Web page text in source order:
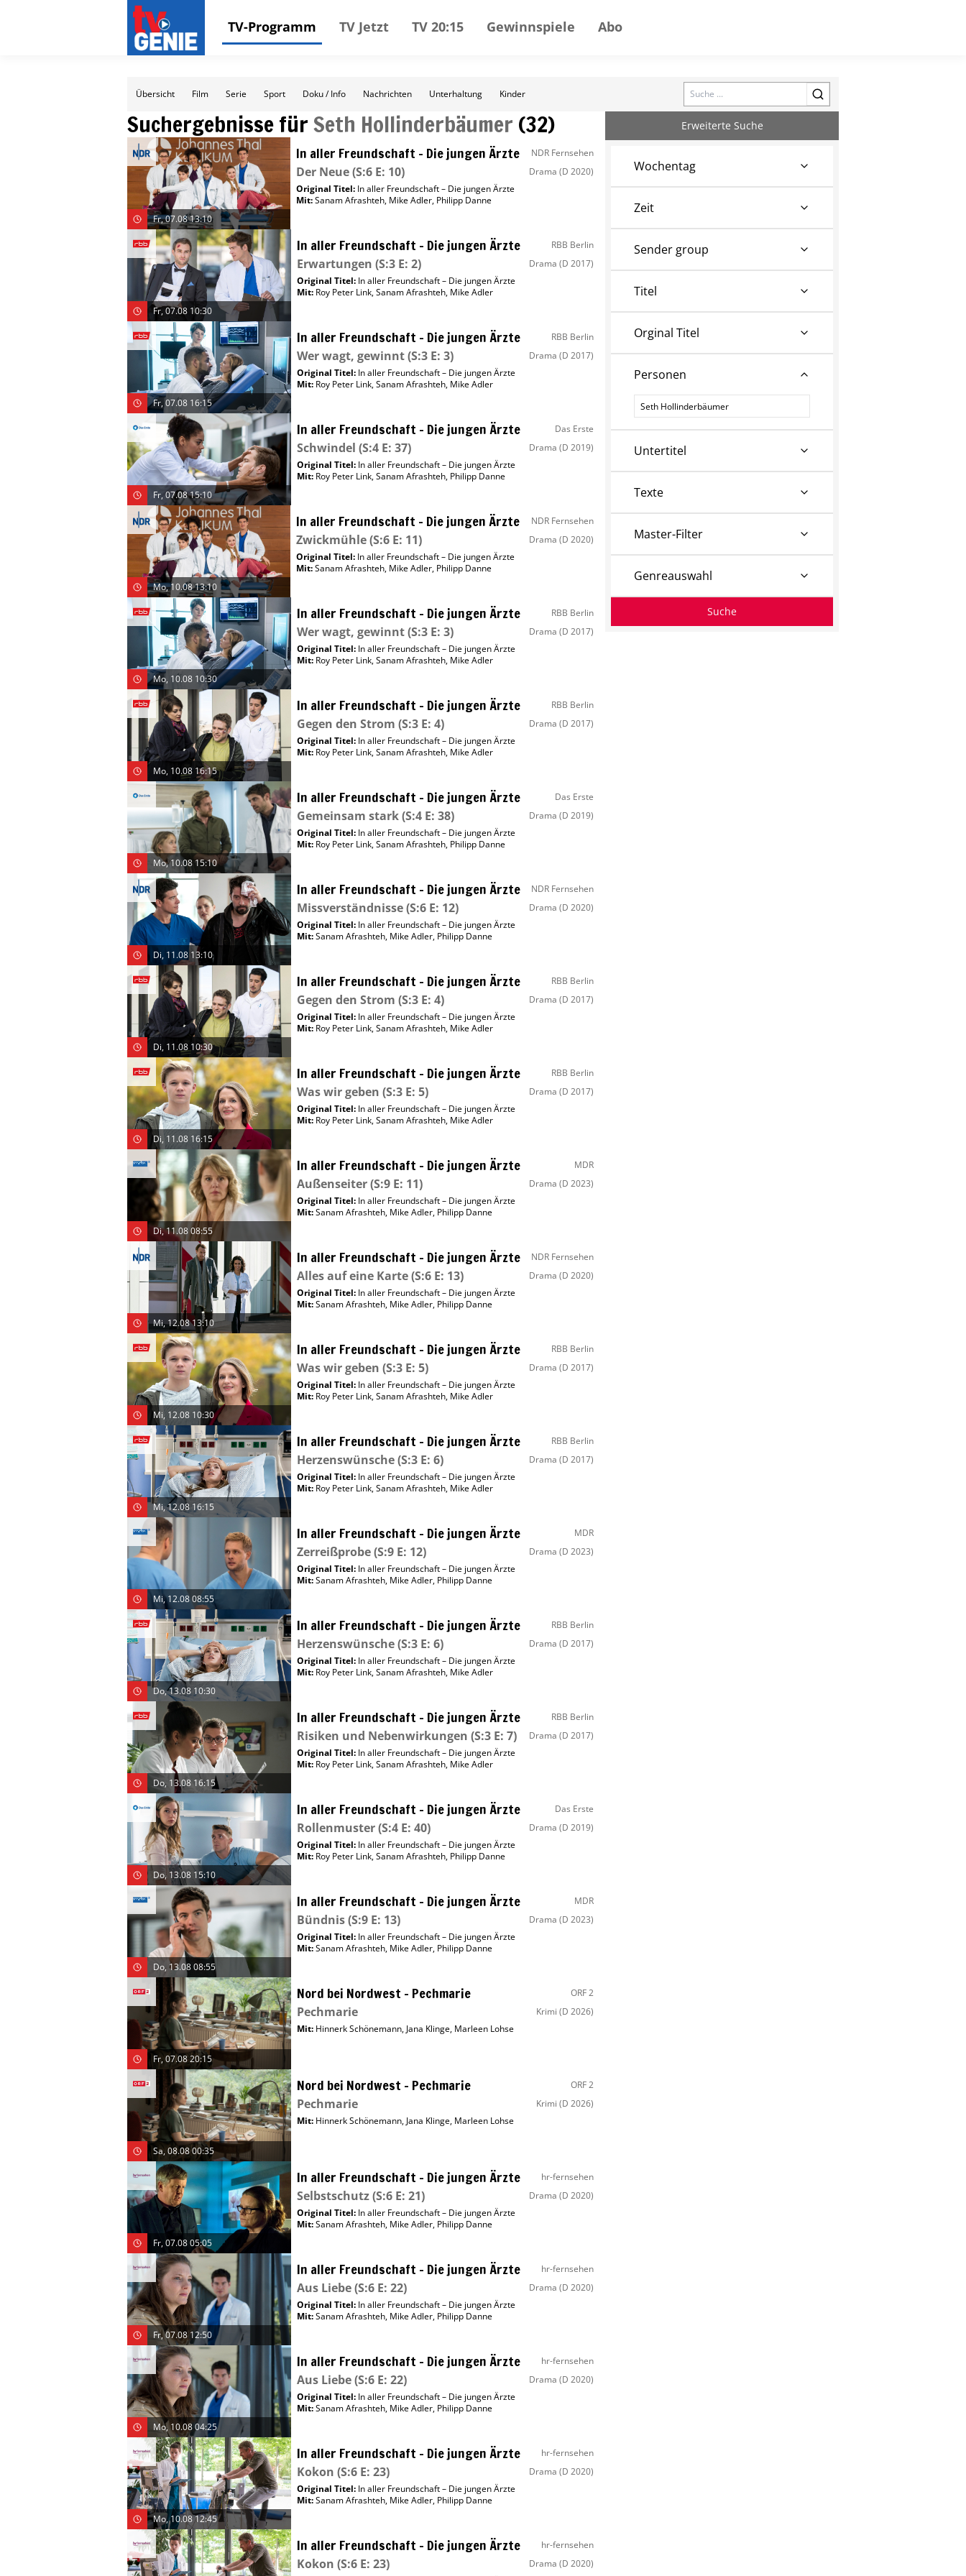
TV-Programm TV Jetzt TV 20:15 Gewinnspiele Abo
Übersicht Film Serie Sport Doku / Info Nachrichten Unterhaltung Kinder Search
Suchergebnisse fürSeth Hollinderbäumer (32)
Fr, 07.08 13:10
In aller Freundschaft – Die jungen Ärzte NDR Fernsehen
Der Neue(S:6 E: 10) Drama (D 2020)
Original Titel: In aller Freundschaft – Die jungen Ärzte
Mit:Sanam Afrashteh, Mike Adler, Philipp Danne
Fr, 07.08 10:30
In aller Freundschaft – Die jungen Ärzte RBB Berlin
Erwartungen (S:3 E: 2) Drama (D 2017)
Original Titel: In aller Freundschaft – Die jungen Ärzte
Mit: Roy Peter Link,Sanam Afrashteh, Mike Adler
Fr, 07.08 16:15
In aller Freundschaft – Die jungen Ärzte RBB Berlin
Wer wagt, gewinnt(S:3 E: 3) Drama (D 2017)
Original Titel: In aller Freundschaft – Die jungen Ärzte
Mit: Roy Peter Link,Sanam Afrashteh, Mike Adler
Fr, 07.08 15:10
In aller Freundschaft – Die jungen Ärzte Das Erste
Schwindel (S:4 E: 37) Drama (D 2019)
Original Titel: In aller Freundschaft – Die jungen Ärzte
Mit: Roy Peter Link,Sanam Afrashteh, Philipp Danne
Mo, 10.08 13:10
In aller Freundschaft – Die jungen Ärzte NDR Fernsehen
Zwickmühle(S:6 E: 11) Drama (D 2020)
Original Titel: In aller Freundschaft – Die jungen Ärzte
Mit:Sanam Afrashteh, Mike Adler, Philipp Danne
Mo, 10.08 10:30
In aller Freundschaft – Die jungen Ärzte RBB Berlin
Wer wagt, gewinnt(S:3 E: 3) Drama (D 2017)
Original Titel: In aller Freundschaft – Die jungen Ärzte
Mit: Roy Peter Link,Sanam Afrashteh, Mike Adler
Mo, 10.08 16:15
In aller Freundschaft – Die jungen Ärzte RBB Berlin
Gegen den Strom (S:3 E: 4) Drama (D 2017)
Original Titel: In aller Freundschaft – Die jungen Ärzte
Mit: Roy Peter Link,Sanam Afrashteh, Mike Adler
Mo, 10.08 15:10
In aller Freundschaft – Die jungen Ärzte Das Erste
Gemeinsam stark(S:4 E: 38) Drama (D 2019)
Original Titel: In aller Freundschaft – Die jungen Ärzte
Mit: Roy Peter Link,Sanam Afrashteh, Philipp Danne
Di, 11.08 13:10
In aller Freundschaft – Die jungen Ärzte NDR Fernsehen
Missverständnisse(S:6 E: 12) Drama (D 2020)
Original Titel: In aller Freundschaft – Die jungen Ärzte
Mit:Sanam Afrashteh, Mike Adler, Philipp Danne
Di, 11.08 10:30
In aller Freundschaft – Die jungen Ärzte RBB Berlin
Gegen den Strom (S:3 E: 4) Drama (D 2017)
Original Titel: In aller Freundschaft – Die jungen Ärzte
Mit: Roy Peter Link,Sanam Afrashteh, Mike Adler
Di, 11.08 16:15
In aller Freundschaft – Die jungen Ärzte RBB Berlin
Was wir geben (S:3 E: 5) Drama (D 2017)
Original Titel: In aller Freundschaft – Die jungen Ärzte
Mit: Roy Peter Link,Sanam Afrashteh, Mike Adler
Di, 11.08 08:55
In aller Freundschaft – Die jungen Ärzte MDR
Außenseiter(S:9 E: 11) Drama (D 2023)
Original Titel: In aller Freundschaft – Die jungen Ärzte
Mit:Sanam Afrashteh, Mike Adler, Philipp Danne
Mi, 12.08 13:10
In aller Freundschaft – Die jungen Ärzte NDR Fernsehen
Alles auf eine Karte(S:6 E: 13) Drama (D 2020)
Original Titel: In aller Freundschaft – Die jungen Ärzte
Mit:Sanam Afrashteh, Mike Adler, Philipp Danne
Mi, 12.08 10:30
In aller Freundschaft – Die jungen Ärzte RBB Berlin
Was wir geben (S:3 E: 5) Drama (D 2017)
Original Titel: In aller Freundschaft – Die jungen Ärzte
Mit: Roy Peter Link,Sanam Afrashteh, Mike Adler
Mi, 12.08 16:15
In aller Freundschaft – Die jungen Ärzte RBB Berlin
Herzenswünsche(S:3 E: 6) Drama (D 2017)
Original Titel: In aller Freundschaft – Die jungen Ärzte
Mit: Roy Peter Link,Sanam Afrashteh, Mike Adler
Mi, 12.08 08:55
In aller Freundschaft – Die jungen Ärzte MDR
Zerreißprobe(S:9 E: 12) Drama (D 2023)
Original Titel: In aller Freundschaft – Die jungen Ärzte
Mit:Sanam Afrashteh, Mike Adler, Philipp Danne
Do, 13.08 10:30
In aller Freundschaft – Die jungen Ärzte RBB Berlin
Herzenswünsche(S:3 E: 6) Drama (D 2017)
Original Titel: In aller Freundschaft – Die jungen Ärzte
Mit: Roy Peter Link,Sanam Afrashteh, Mike Adler
Do, 13.08 16:15
In aller Freundschaft – Die jungen Ärzte RBB Berlin
Risiken und Nebenwirkungen (S:3 E: 7) Drama (D 2017)
Original Titel: In aller Freundschaft – Die jungen Ärzte
Mit: Roy Peter Link,Sanam Afrashteh, Mike Adler
Do, 13.08 15:10
In aller Freundschaft – Die jungen Ärzte Das Erste
Rollenmuster(S:4 E: 40) Drama (D 2019)
Original Titel: In aller Freundschaft – Die jungen Ärzte
Mit: Roy Peter Link,Sanam Afrashteh, Philipp Danne
Do, 13.08 08:55
In aller Freundschaft – Die jungen Ärzte MDR
Bündnis(S:9 E: 13) Drama (D 2023)
Original Titel: In aller Freundschaft – Die jungen Ärzte
Mit:Sanam Afrashteh, Mike Adler, Philipp Danne
Fr, 07.08 20:15
Nord bei Nordwest – Pechmarie ORF 2
Pechmarie Krimi (D 2026)
Mit: Hinnerk Schönemann, Jana Klinge, Marleen Lohse
Sa, 08.08 00:35
Nord bei Nordwest – Pechmarie ORF 2
Pechmarie Krimi (D 2026)
Mit: Hinnerk Schönemann, Jana Klinge, Marleen Lohse
Fr, 07.08 05:05
In aller Freundschaft – Die jungen Ärzte hr-fernsehen
Selbstschutz(S:6 E: 21) Drama (D 2020)
Original Titel: In aller Freundschaft – Die jungen Ärzte
Mit:Sanam Afrashteh, Mike Adler, Philipp Danne
Fr, 07.08 12:50
In aller Freundschaft – Die jungen Ärzte hr-fernsehen
Aus Liebe(S:6 E: 22) Drama (D 2020)
Original Titel: In aller Freundschaft – Die jungen Ärzte
Mit:Sanam Afrashteh, Mike Adler, Philipp Danne
Mo, 10.08 04:25
In aller Freundschaft – Die jungen Ärzte hr-fernsehen
Aus Liebe(S:6 E: 22) Drama (D 2020)
Original Titel: In aller Freundschaft – Die jungen Ärzte
Mit:Sanam Afrashteh, Mike Adler, Philipp Danne
Mo, 10.08 12:45
In aller Freundschaft – Die jungen Ärzte hr-fernsehen
Kokon (S:6 E: 23) Drama (D 2020)
Original Titel: In aller Freundschaft – Die jungen Ärzte
Mit:Sanam Afrashteh, Mike Adler, Philipp Danne
In aller Freundschaft – Die jungen Ärzte hr-fernsehen
Kokon (S:6 E: 23) Drama (D 2020)
Erweiterte Suche
Wochentag
Zeit
Sender group
Titel
Orginal Titel
Personen
Personen
Untertitel
Texte
Master-Filter
Genreauswahl
Suche